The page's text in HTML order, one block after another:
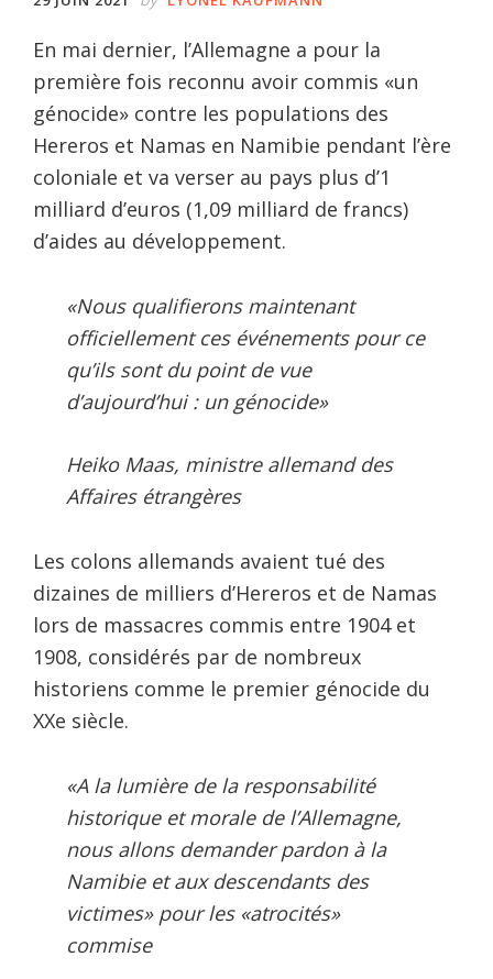
En mai dernier, l’Allemagne a pour la
première fois reconnu avoir commis «un
génocide» contre les populations des
Hereros et Namas en Namibie pendant l’ère
coloniale et va verser au pays plus d’1
milliard d’euros (1,09 milliard de francs)
d’aides au développement.
«Nous qualifierons maintenant
officiellement ces événements pour ce
qu’ils sont du point de vue
d’aujourd’hui : un génocide»
Heiko Maas, ministre allemand des
Affaires étrangères
Les colons allemands avaient tué des
dizaines de milliers d’Hereros et de Namas
lors de massacres commis entre 1904 et
1908, considérés par de nombreux
historiens comme le premier génocide du
XXe siècle.
«A la lumière de la responsabilité
historique et morale de l’Allemagne,
nous allons demander pardon à la
Namibie et aux descendants des
victimes» pour les «atrocités»
commise